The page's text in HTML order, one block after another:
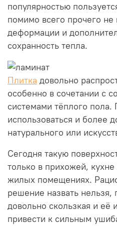
популярностью
помимо всего прочего
деформации и
сохранность тепла.
Плитка довольно
особенно в сочетании с
системами тёплого
использоваться и более
натурального или
Сегодня такую
только в прихожей,
жилых помещениях.
решение назвать нельзя,
довольно скользкая и её
привести к сильным ушибам. Кроме того,